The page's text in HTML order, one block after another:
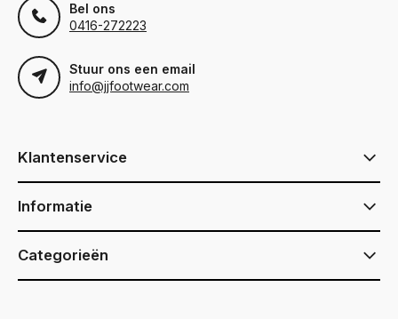
Bel ons
0416-272223
Stuur ons een email
info@jjfootwear.com
Klantenservice
Informatie
Categorieën